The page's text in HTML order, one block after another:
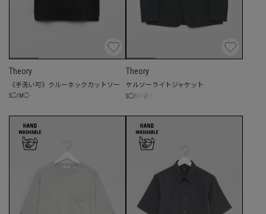
Theory
《手洗い可》クルーネックカットソー
S◯/ M ◯
Theory
ケルソーライトジャケット
S◯/ /